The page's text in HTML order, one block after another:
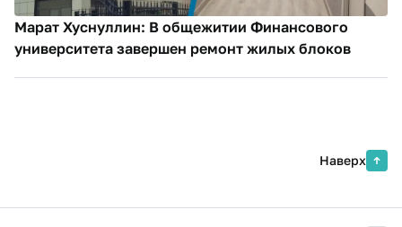
Марат Хуснуллин: В общежитии Финансового
университета завершен ремонт жилых блоков
Наверх